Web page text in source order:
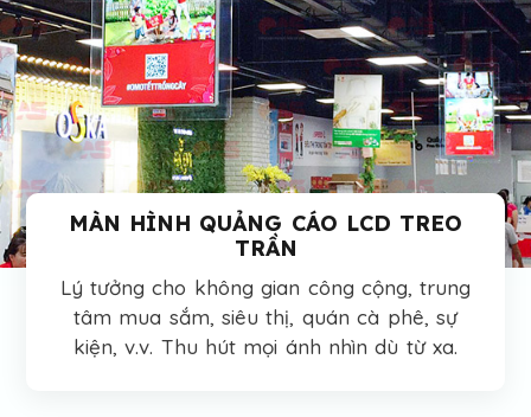
MÀN HÌNH QUẢNG CÁO LCD TREO
TRẦN
Lý tưởng cho không gian công cộng, trung
tâm mua sắm, siêu thị, quán cà phê, sự
kiện, v.v. Thu hút mọi ánh nhìn dù từ xa.